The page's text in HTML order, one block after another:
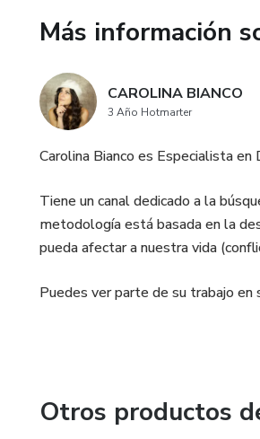
Más información
CAROLINA BIANCO
3 Año Hotmarter
Carolina Bianco es Especialista
Tiene un canal dedicado a la
metodología está basada en la
pueda afectar a nuestra vida
Puedes ver parte de su trabajo en
Otros productos